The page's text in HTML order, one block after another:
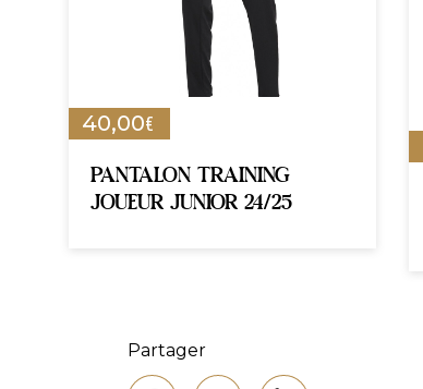
40,00€
PANTALON TRAINING
JOUEUR JUNIOR 24/25
Partager